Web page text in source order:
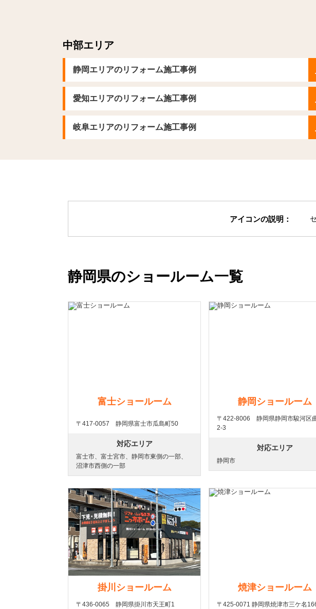
中部エリア
静岡エリアのリフォーム施工事例
愛知エリアのリフォーム施工事例
岐阜エリアのリフォーム施工事例
アイコンの説明：
静岡県のショールーム一覧
富士ショールーム
〒417-0057 静岡県富士市瓜島町50
対応エリア
富士市、富士宮市、静岡市東側の一部、
沼津市西側の一部
静岡ショールーム
〒422-8006 静岡県静岡市駿河区
2-3
対応エリア
静岡市
掛川ショールーム
〒436-0065 静岡県掛川市天王町1
焼津ショールーム
〒425-0071 静岡県焼津市三ケ名